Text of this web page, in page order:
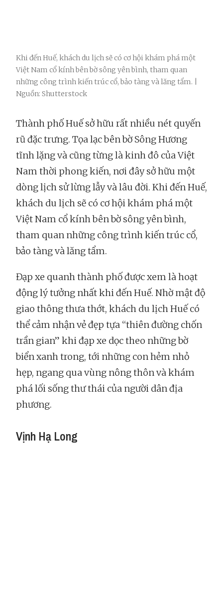
Khi đến Huế, khách du lịch sẽ có cơ hội khám phá một
Việt Nam cổ kính bên bờ sông yên bình, tham quan
những công trình kiến trúc cổ, bảo tàng và lăng tẩm. |
Nguồn: Shutterstock
Thành phố Huế sở hữu rất nhiều nét quyến
rũ đặc trưng. Tọa lạc bên bờ Sông Hương
tĩnh lặng và cũng từng là kinh đô của Việt
Nam thời phong kiến, nơi đây sở hữu một
dòng lịch sử lừng lẫy và lâu đời. Khi đến Huế,
khách du lịch sẽ có cơ hội khám phá một
Việt Nam cổ kính bên bờ sông yên bình,
tham quan những công trình kiến trúc cổ,
bảo tàng và lăng tẩm.
Đạp xe quanh thành phố được xem là hoạt
động lý tưởng nhất khi đến Huế. Nhờ mật độ
giao thông thưa thớt, khách du lịch Huế có
thể cảm nhận vẻ đẹp tựa “thiên đường chốn
trần gian” khi đạp xe dọc theo những bờ
biển xanh trong, tới những con hẻm nhỏ
hẹp, ngang qua vùng nông thôn và khám
phá lối sống thư thái của người dân địa
phương.
Vịnh Hạ Long